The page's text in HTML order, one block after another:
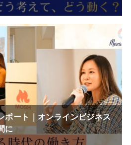
ポート｜オンラインビジネス
に